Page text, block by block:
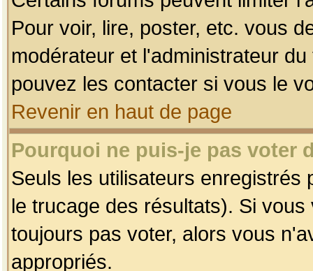
Pour voir, lire, poster, etc. vous
modérateur et l'administrateur
pouvez les contacter si vous le
Revenir en haut de page
Pourquoi ne puis-je pas voter
Seuls les utilisateurs enregistrés
le trucage des résultats). Si
toujours pas voter, alors vous
appropriés.